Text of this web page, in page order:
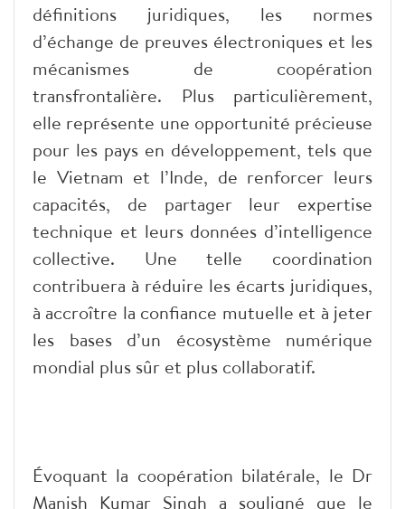
définitions juridiques, les normes
d’échange de preuves électroniques et les
mécanismes de coopération
transfrontalière. Plus particulièrement,
elle représente une opportunité précieuse
pour les pays en développement, tels que
le Vietnam et l’Inde, de renforcer leurs
capacités, de partager leur expertise
technique et leurs données d’intelligence
collective. Une telle coordination
contribuera à réduire les écarts juridiques,
à accroître la confiance mutuelle et à jeter
les bases d’un écosystème numérique
mondial plus sûr et plus collaboratif.
Évoquant la coopération bilatérale, le Dr
Manish Kumar Singh a souligné que le